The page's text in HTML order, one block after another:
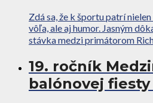
Zdá sa, že k športu patrí
vôľa, ale aj humor. Jasným
stávka medzi primátorom
19. ročník
balónovej fiesty